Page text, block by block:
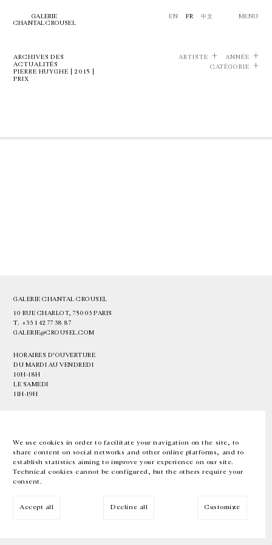
We use cookies in order to facilitate your navigation on the site, to
share content on social networks and other online platforms, and to
establish statistics aiming to improve your experience on our site.
Technical cookies cannot be configured, but the others require your
consent.
Accept all Decline all Customize
GALERIE
CHANTAL CROUSEL
EN FR 中文 MENU
ARCHIVES DES
ACTUALITÉS
PIERRE HUYGHE | 2015 |
PRIX
ARTISTE
ANNÉE
CATÉGORIE
GALERIE CHANTAL CROUSEL
10 RUE CHARLOT, 75003 PARIS
T. +33 1 42 77 38 87
GALERIE@CROUSEL.COM
HORAIRES D'OUVERTURE
DU MARDI AU VENDREDI
10H-18H
LE SAMEDI
11H-19H
EN FR 中文 Facebook Instagram
Inscrivez-vous à notre newsletter